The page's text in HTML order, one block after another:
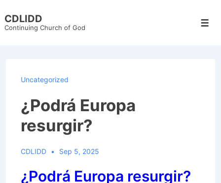
Skip
CDLIDD
Continuing Church of God
Uncategorized
¿Podrá Europa
resurgir?
CDLIDD Sep 5, 2025
¿Podrá Europa resurgir?